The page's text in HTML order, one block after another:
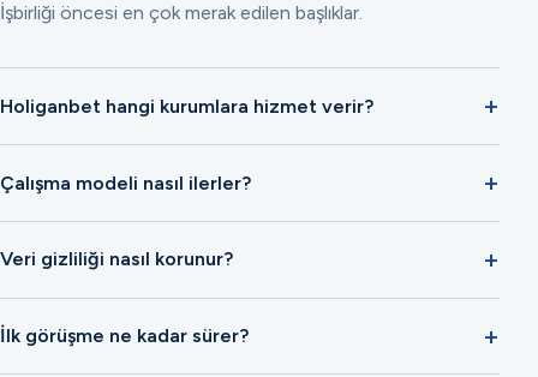
İşbirliği öncesi en çok merak edilen başlıklar.
Holiganbet hangi kurumlara hizmet verir?
Çalışma modeli nasıl ilerler?
Veri gizliliği nasıl korunur?
İlk görüşme ne kadar sürer?